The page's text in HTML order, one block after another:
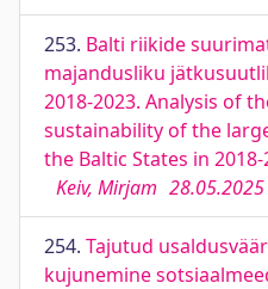
253. Balti riikide
majandusliku
2018-2023. Analysis of
sustainability of the
the Baltic States in 2018-
Keiv, Mirjam 28.05.2025
254. Tajutud
kujunemine